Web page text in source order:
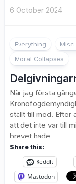
6 October 2024
Everything
Moral Collapses
När jag första
ställt till med. Efter
att det inte var till
brevet hade...
Share this:
Reddit
Mastodon